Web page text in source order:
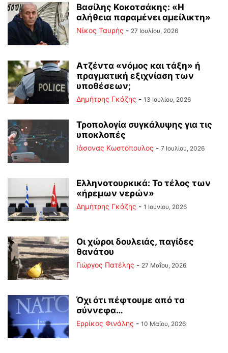
Βασίλης Κοκοτσάκης: «Η
αλήθεια παραμένει αμείλικτη»
Νίκος Ταυρής - 27 Ιουλίου, 2026
Ατζέντα «νόμος και τάξη» ή
πραγματική εξιχνίαση των
υποθέσεων;
Δημήτρης Γκάζης - 13 Ιουλίου, 2026
Τροπολογία συγκάλυψης για τις
υποκλοπές
Ιάσονας Κωστόπουλος - 7 Ιουλίου, 2026
Ελληνοτουρκικά: Το τέλος των
«ήρεμων νερών»
Δημήτρης Γκάζης - 1 Ιουνίου, 2026
Οι χώροι δουλειάς, παγίδες
θανάτου
Γιώργος Πατέλης - 27 Μαΐου, 2026
Όχι ότι πέφτουμε από τα
σύννεφα…
Ερρίκος Φινάλης - 10 Μαΐου, 2026